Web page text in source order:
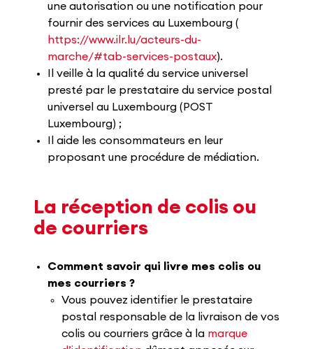
une autorisation ou une notification pour
fournir des services au Luxembourg (
https://www.ilr.lu/acteurs-du-
marche/#tab-services-postaux).
Il veille à la qualité du service universel
presté par le prestataire du service postal
universel au Luxembourg (POST
Luxembourg) ;
Il aide les consommateurs en leur
proposant une procédure de médiation.
La réception de colis ou
de courriers
Comment savoir qui livre mes colis ou
mes courriers ?
Vous pouvez identifier le prestataire
postal responsable de la livraison de vos
colis ou courriers grâce à la marque